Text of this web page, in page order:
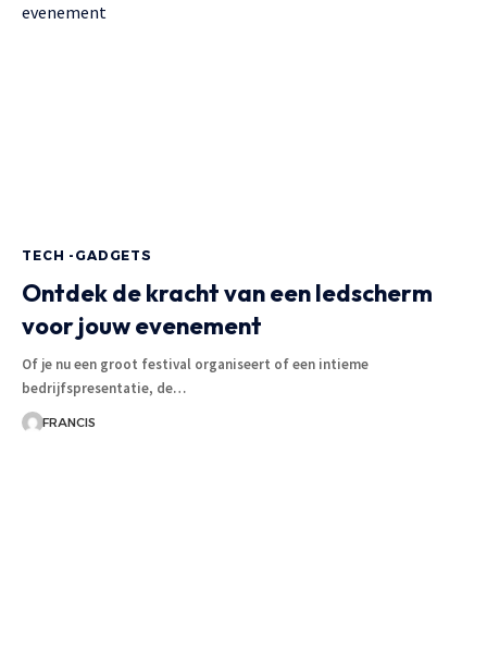
TECH -GADGETS
Ontdek de kracht van een ledscherm
voor jouw evenement
Of je nu een groot festival organiseert of een intieme
bedrijfspresentatie, de…
FRANCIS